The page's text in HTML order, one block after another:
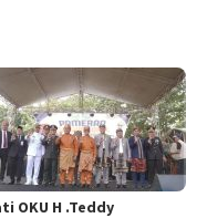
OKU H .Teddy